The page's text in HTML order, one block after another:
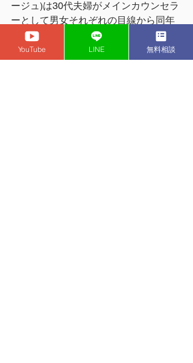
ージュ)は30代夫婦がメインカウンセラ
ーとして男女それぞれの目線から同年
代の感覚でアドバイスやサポートをし
ている結婚相談所です(^^)/
YouTube LINE 無料相談